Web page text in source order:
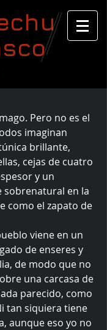
Pero no es el
imaginan
brillante,
cejas de cuatro
y un
en la
como el zapato de
viene en un
de enseres y
de modo que no
una carcasa de
parecido, como
tan siquiera tiene
aunque eso yo no